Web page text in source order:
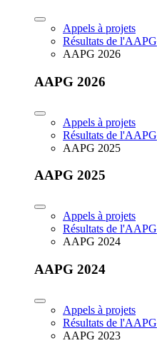
Appels à projets
Résultats de l'AAPG
AAPG 2026
AAPG 2026
Appels à projets
Résultats de l'AAPG
AAPG 2025
AAPG 2025
Appels à projets
Résultats de l'AAPG
AAPG 2024
AAPG 2024
Appels à projets
Résultats de l'AAPG
AAPG 2023